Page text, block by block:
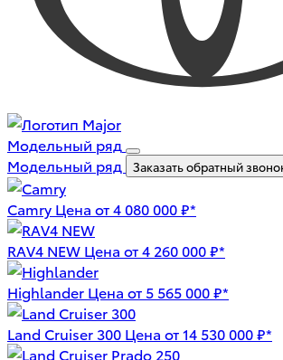
Модельный ряд
Модельный ряд
Заказать обратный
Camry Цена от 4 080 000 ₽*
RAV4 NEW Цена от 4 260 000 ₽*
Highlander Цена от 5 565 000 ₽*
Land Cruiser 300 Цена от 14 530 000 ₽*